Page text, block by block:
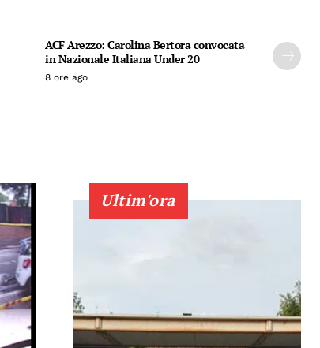
ACF Arezzo: Carolina Bertora convocata
in Nazionale Italiana Under 20
8 ore ago
Ultim'ora